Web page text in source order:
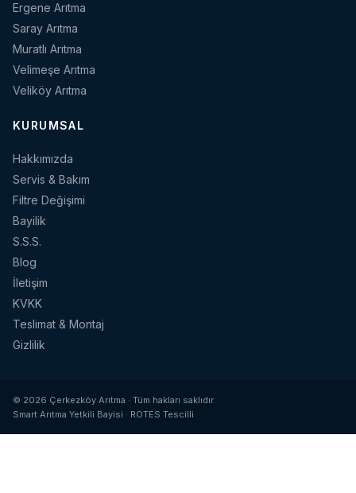
Ergene Arıtma
Saray Arıtma
Muratlı Arıtma
Velimeşe Arıtma
Veliköy Arıtma
KURUMSAL
Hakkımızda
Servis & Bakım
Filtre Değişimi
Bayilik
S.S.S.
Blog
İletişim
KVKK
Teslimat & Montaj
Gizlilik
© 2026 Çerkezköy Arıtma · Tüm hakları saklıdır.
Smart Arıtma Yetkili Bayisi · ROTES Tescilli